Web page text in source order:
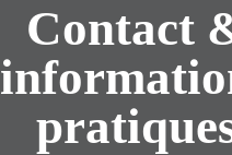
Contact